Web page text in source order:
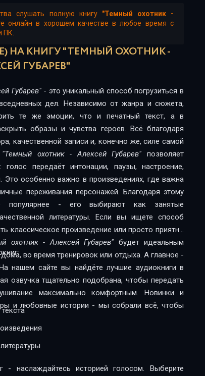
слушать полную книгу "Темный охотник -
онлайн в хорошем качестве в любое время с
ПК.
НА КНИГУ "ТЕМНЫЙ ОХОТНИК -
ГУБАРЕВ"
Губарев"- это уникальный способ погрузиться в
дел. Независимо от жанра и сюжета,
те же эмоции, что и печатный текст, а в
образы и чувства героев. Всё благодаря
качественной записи и, конечно же, силе самой
"Темный охотник - Алексей Губарев" позволяет
передаёт интонации, паузы, настроение,
Это особенно важно в произведениях, где важна
переживания персонажей. Благодаря этому
популярнее - его выбирают как занятые
Если вы ищете способ
классическое произведение или просто приятно
охотник - Алексей Губарев" будет идеальным
во время тренировок или отдыха. А главное -
нашем сайте вы найдёте лучшие аудиокниги в
озвучка тщательно подобрана, чтобы передать
максимально комфортным. Новинки и
и любовные истории - мы собрали всё, чтобы
- наслаждайтесь историей голосом. Выберите